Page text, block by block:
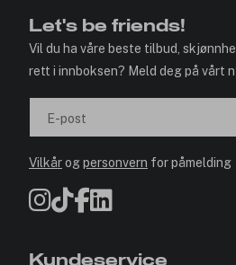
Let's be friends!
Vil du ha våre beste tilbud,
rett i innboksen? Meld deg på vårt
E-post
Vilkårogpersonvern for påmelding
Kundeservice